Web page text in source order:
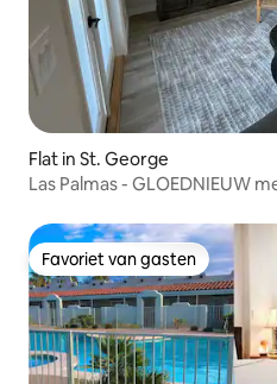
Flat in St. George
Las Palmas - GLOEDNIEUW
Favoriet van gasten
Favoriet van gasten